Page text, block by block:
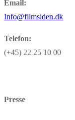
Email:
Info@filmsiden.dk
Telefon:
(+45) 22 25 10 00
Presse